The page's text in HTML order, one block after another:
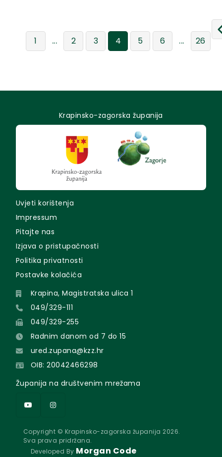
1 ... 2 3 4 5 6 ... 26
Krapinsko-zagorska županija
Uvjeti korištenja
Impressum
Pitajte nas
Izjava o pristupačnosti
Politika privatnosti
Postavke kolačića
Krapina, Magistratska ulica 1
049/329-111
049/329-255
Radnim danom od 7 do 15
ured.zupana@kzz.hr
OIB: 20042466298
Županija na društvenim mrežama
Copyright © Krapinsko-zagorska županija 2026.
Sva prava pridržana.
Developed By Morgan Code